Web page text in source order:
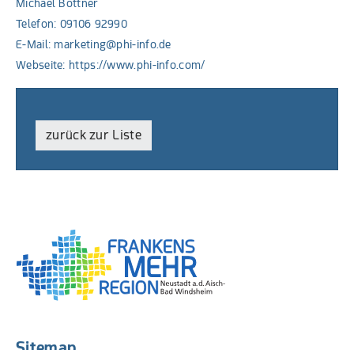
Michael Bottner
Telefon: 09106 92990
E-Mail: marketing@phi-info.de
Webseite: https://www.phi-info.com/
zurück zur Liste